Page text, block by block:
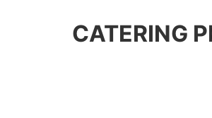
CATERING